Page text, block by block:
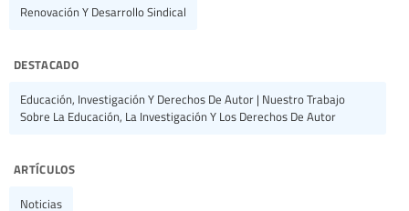
Renovación Y Desarrollo Sindical
destacado
Educación, Investigación Y Derechos De Autor | Nuestro Trabajo
Sobre La Educación, La Investigación Y Los Derechos De Autor
artículos
Noticias